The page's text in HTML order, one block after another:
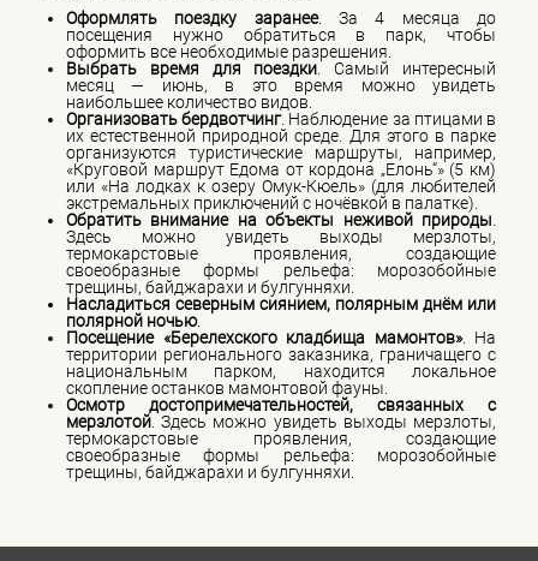
Оформлять поездку заранее. За 4 месяца до
посещения нужно обратиться в парк, чтобы
оформить все необходимые разрешения.
Выбрать время для поездки . Самый интересный
месяц — июнь, в это время можно увидеть
наибольшее количество видов.
Организовать бердвотчинг. Наблюдение за птицами в
их естественной природной среде. Для этого в парке
организуются туристические маршруты, например,
«Круговой маршрут Едома от кордона „Елонь“» (5 км)
или «На лодках к озеру Омук-Кюель» (для любителей
экстремальных приключений с ночёвкой в палатке).
Обратить внимание на объекты неживой природы
Здесь можно увидеть выходы мерзлоты,
термокарстовые проявления, создающие
своеобразные формы рельефа: морозобойные
трещины, байджарахи и булгунняхи.
Насладиться северным сиянием, полярным днём или
полярной ночью.
Посещение «Берелехского кладбища мамонтов». На
территории регионального заказника, граничащего с
национальным парком, находится локальное
скопление останков мамонтовой фауны.
Осмотр достопримечательностей, связанных с
мерзлотой . Здесь можно увидеть выходы мерзлоты,
термокарстовые проявления, создающие
своеобразные формы рельефа: морозобойные
трещины, байджарахи и булгунняхи.